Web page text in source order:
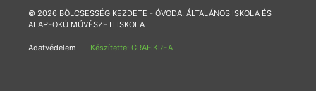
© 2026 BÖLCSESSÉG KEZDETE - ÓVODA, ÁLTALÁNOS ISKOLA ÉS
ALAPFOKÚ MŰVÉSZETI ISKOLA
Adatvédelem Készítette: GRAFIKREA